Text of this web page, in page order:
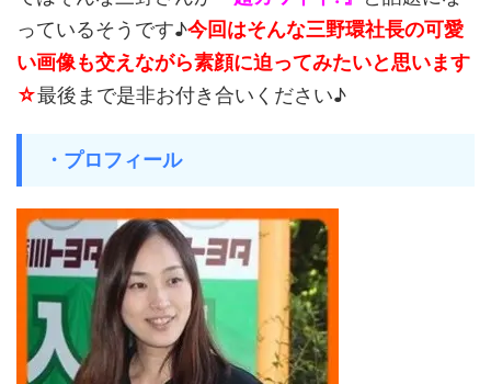
っているそうです♪今回はそんな三野環社長の可愛
い画像も交えながら素顔に迫ってみたいと思います
☆最後まで是非お付き合いください♪
・プロフィール